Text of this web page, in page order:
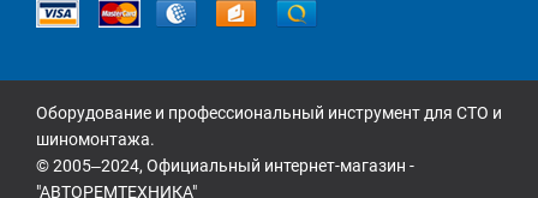
Оборудование и профессиональный инструмент для СТО и
шиномонтажа.
© 2005‒2024, Официальный интернет-магазин -
"АВТОРЕМТЕХНИКА"